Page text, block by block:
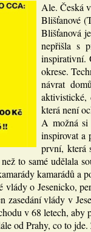
Ale. Česká
Blišťanové
Blišťanová
nepřišla s
inspirativní.
okrese.
návrat
aktivistické,
která není
A možná si
inspirovat a
první, která
to samé udělala
kamarádů a
vlády o Jesenicko,
zasedání vlády v
v 68 letech,
od Prahy, co to